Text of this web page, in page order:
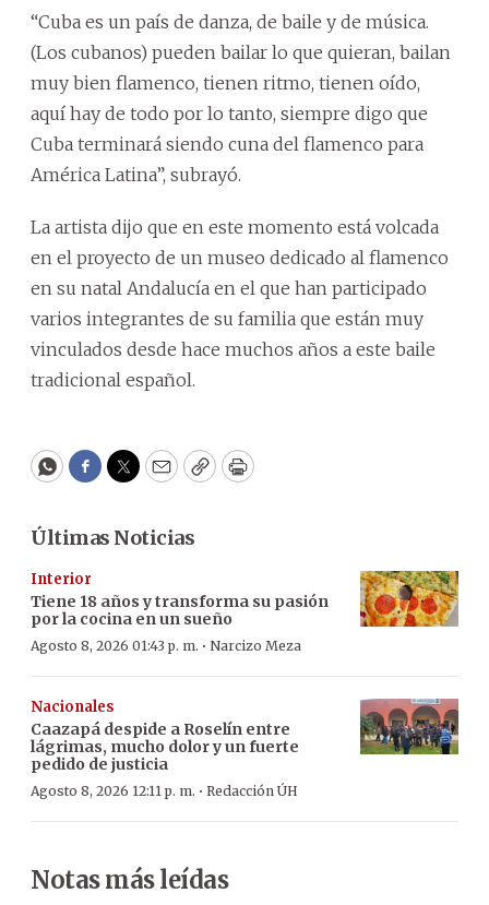
“Cuba es un país de danza, de baile y de música.
(Los cubanos) pueden bailar lo que quieran, bailan
muy bien flamenco, tienen ritmo, tienen oído,
aquí hay de todo por lo tanto, siempre digo que
Cuba terminará siendo cuna del flamenco para
América Latina”, subrayó.
La artista dijo que en este momento está volcada
en el proyecto de un museo dedicado al flamenco
en su natal Andalucía en el que han participado
varios integrantes de su familia que están muy
vinculados desde hace muchos años a este baile
tradicional español.
WhatsApp
Facebook
Twitter
EmailCopyPrint
Últimas Noticias
Interior
Tiene 18 años y transforma su pasión
por la cocina en un sueño
Agosto 8, 2026 01:43 p. m. · Narcizo Meza
Nacionales
Caazapá despide a Roselín entre
lágrimas, mucho dolor y un fuerte
pedido de justicia
Agosto 8, 2026 12:11 p. m. · Redacción ÚH
Notas más leídas